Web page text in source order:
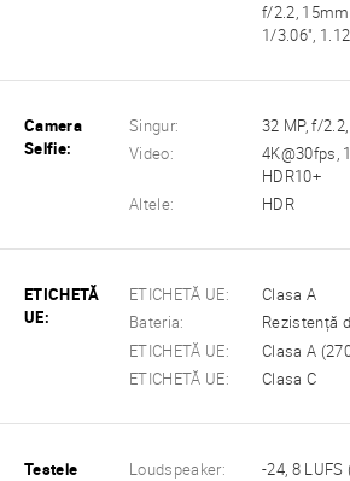
f/2.2,
1/3.06",
Camera
Selfie:
Singur:
32 MP, f/
Video:
4K@30fps,
HDR10+
Altele:
HDR
ETICHETĂ
UE:
ETICHETĂ UE:
Clasa A
Bateria:
Rezistență
ETICHETĂ UE:
Clasa A
ETICHETĂ UE:
Clasa C
Testele
Loudspeaker: -24, 8 LUFS